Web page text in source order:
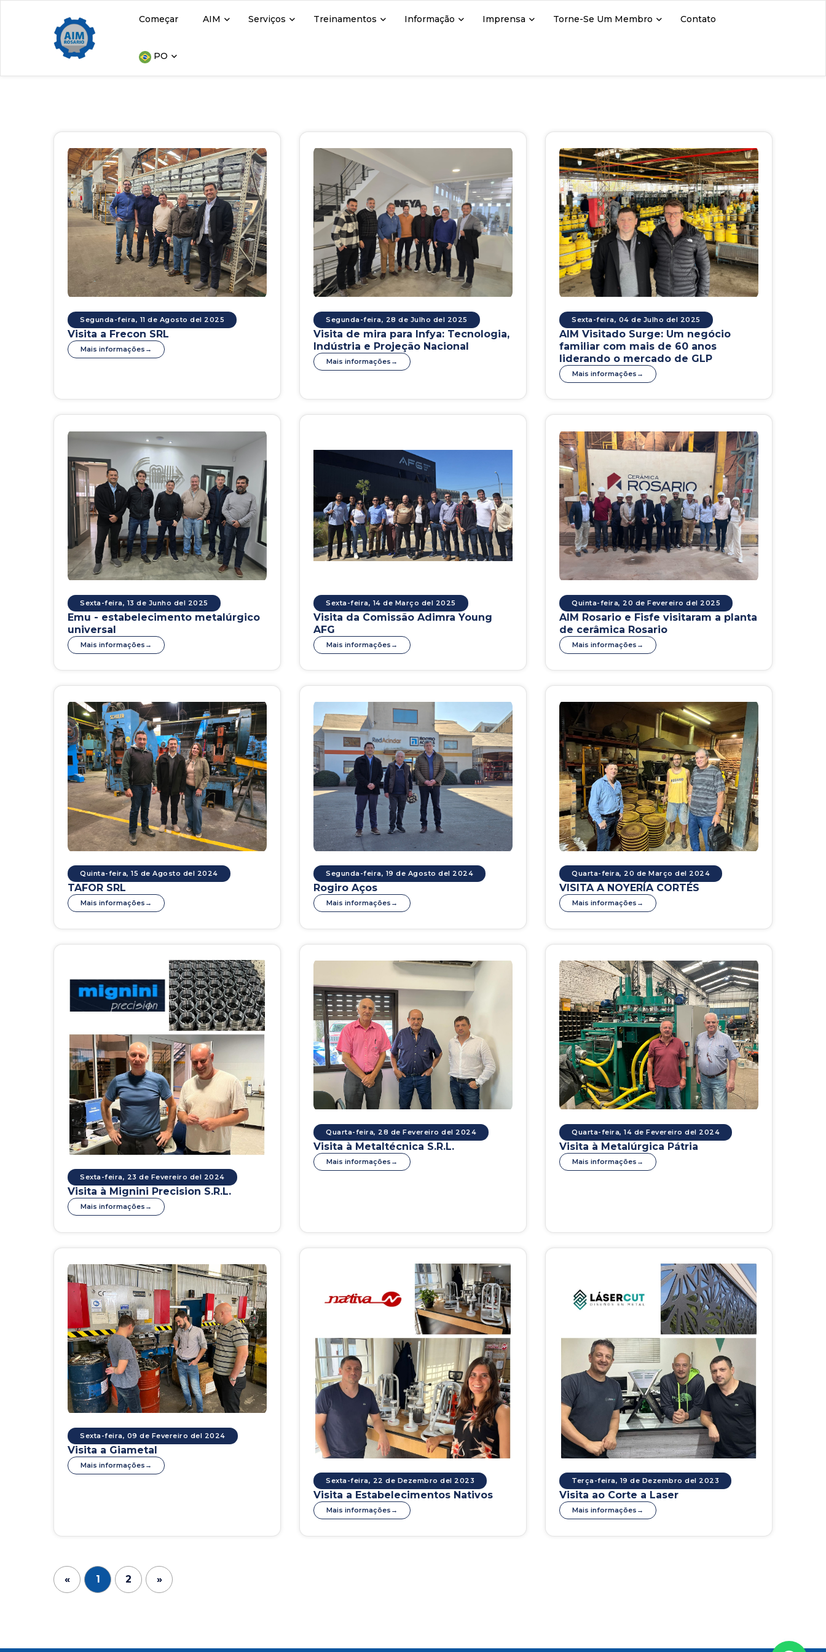
Começar AIM Serviços Treinamentos Informação Imprensa Torne-Se Um Membro Contato
PO
Segunda-feira, 11 de Agosto del 2025
Visita a Frecon SRL
Mais informações
Segunda-feira, 28 de Julho del 2025
Visita de mira para Infya: Tecnologia,
Indústria e Projeção Nacional
Mais informações
Sexta-feira, 04 de Julho del 2025
AIM Visitado Surge: Um negócio
familiar com mais de 60 anos
liderando o mercado de GLP
Mais informações
Sexta-feira, 13 de Junho del 2025
Emu - estabelecimento metalúrgico
universal
Mais informações
Sexta-feira, 14 de Março del 2025
Visita da Comissão Adimra Young
AFG
Mais informações
Quinta-feira, 20 de Fevereiro del 2025
AIM Rosario e Fisfe visitaram a planta
de cerâmica Rosario
Mais informações
Quinta-feira, 15 de Agosto del 2024
TAFOR SRL
Mais informações
Segunda-feira, 19 de Agosto del 2024
Rogiro Aços
Mais informações
Quarta-feira, 20 de Março del 2024
VISITA A NOYERÍA CORTÉS
Mais informações
Sexta-feira, 23 de Fevereiro del 2024
Visita à Mignini Precision S.R.L.
Mais informações
Quarta-feira, 28 de Fevereiro del 2024
Visita à Metaltécnica S.R.L.
Mais informações
Quarta-feira, 14 de Fevereiro del 2024
Visita à Metalúrgica Pátria
Mais informações
Sexta-feira, 09 de Fevereiro del 2024
Visita a Giametal
Mais informações
Sexta-feira, 22 de Dezembro del 2023
Visita a Estabelecimentos Nativos
Mais informações
Terça-feira, 19 de Dezembro del 2023
Visita ao Corte a Laser
Mais informações
« 1 2 »